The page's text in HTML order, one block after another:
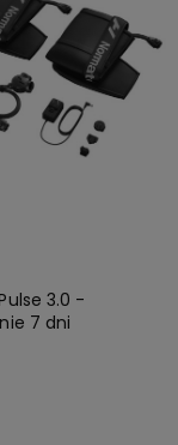
3.0 -
7 dni